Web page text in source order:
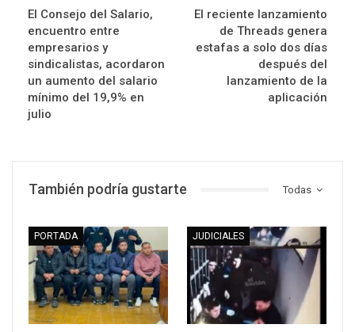
El Consejo del Salario,
encuentro entre
empresarios y
sindicalistas, acordaron
un aumento del salario
mínimo del 19,9% en
julio
El reciente lanzamiento
de Threads genera
estafas a solo dos días
después del
lanzamiento de la
aplicación
Todas
También podría gustarte
PORTADA JUDICIALES